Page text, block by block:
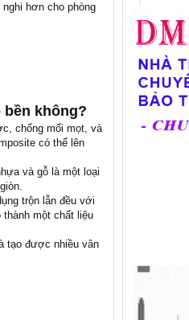
hơn cho phòng
không?
chống mối mọt, và
có thể lên
và gỗ là một loại
trộn lẫn đều với
một chất liệu
tạo được nhiều vân